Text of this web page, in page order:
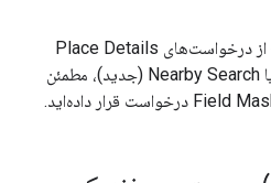
برای درج نام منبع عکس در پاسخ از درخواست‌های Place Details
(جدید)، Text Search (جدید) یا Nearby Search (جدید)، مطمئن